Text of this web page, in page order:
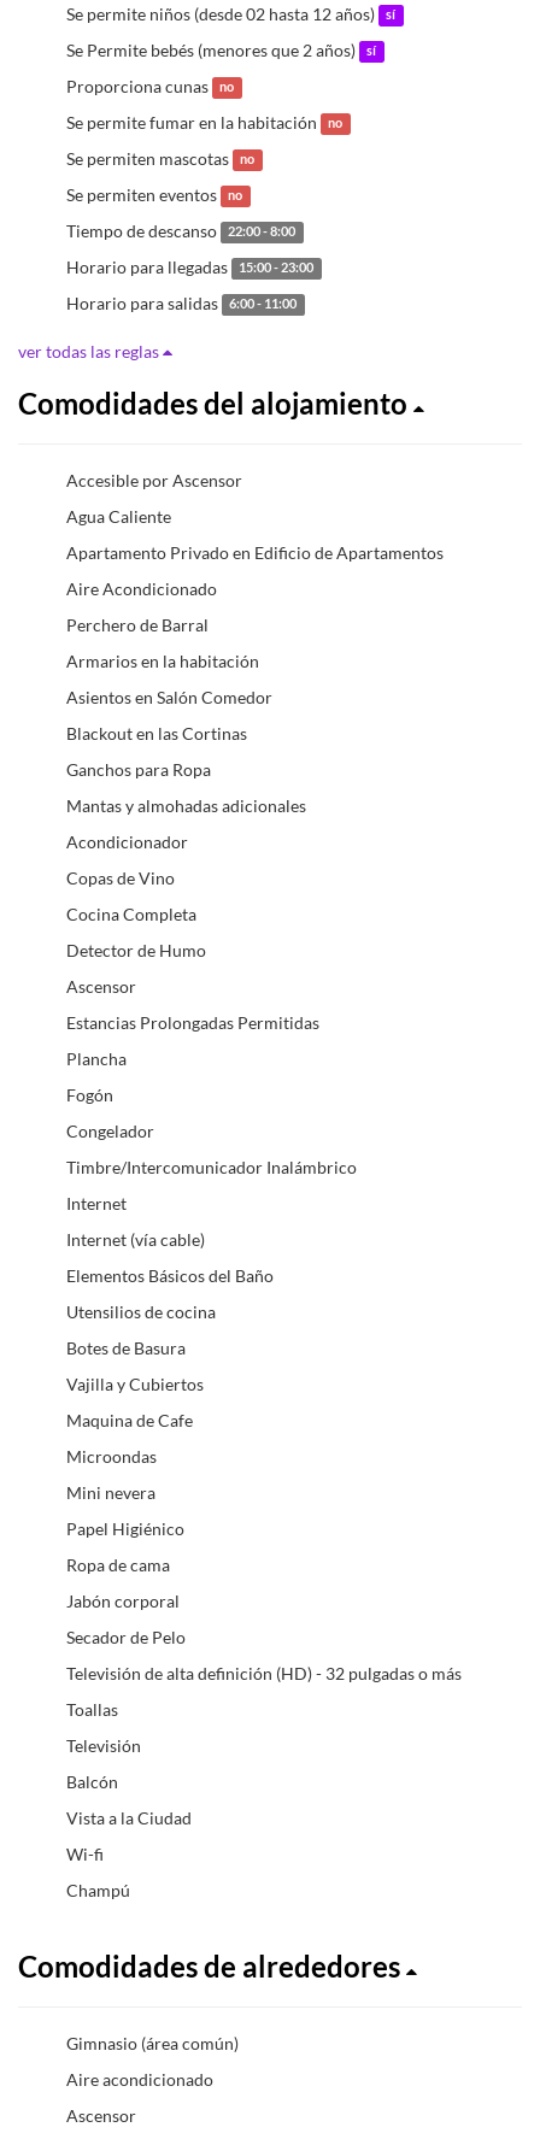
Se permite niños (desde 02 hasta 12 años) sí
Se Permite bebés (menores que 2 años) sí
Proporciona cunas no
Se permite fumar en la habitación no
Se permiten mascotas no
Se permiten eventos no
Tiempo de descanso 22:00 - 8:00
Horario para llegadas 15:00 - 23:00
Horario para salidas 6:00 - 11:00
ver todas las reglas
Comodidades del alojamiento
Accesible por Ascensor
Agua Caliente
Apartamento Privado en Edificio de Apartamentos
Aire Acondicionado
Perchero de Barral
Armarios en la habitación
Asientos en Salón Comedor
Blackout en las Cortinas
Ganchos para Ropa
Mantas y almohadas adicionales
Acondicionador
Copas de Vino
Cocina Completa
Detector de Humo
Ascensor
Estancias Prolongadas Permitidas
Plancha
Fogón
Congelador
Timbre/Intercomunicador Inalámbrico
Internet
Internet (vía cable)
Elementos Básicos del Baño
Utensilios de cocina
Botes de Basura
Vajilla y Cubiertos
Maquina de Cafe
Microondas
Mini nevera
Papel Higiénico
Ropa de cama
Jabón corporal
Secador de Pelo
Televisión de alta definición (HD) - 32 pulgadas o más
Toallas
Televisión
Balcón
Vista a la Ciudad
Wi-fi
Champú
Comodidades de alrededores
Gimnasio (área común)
Aire acondicionado
Ascensor